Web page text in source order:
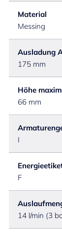
Material
Messing
Ausladung
175 mm
Höhe
66 mm
I
F
14 l/min (3